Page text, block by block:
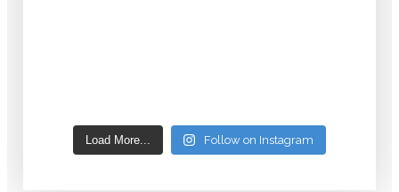
Load More... Follow on Instagram